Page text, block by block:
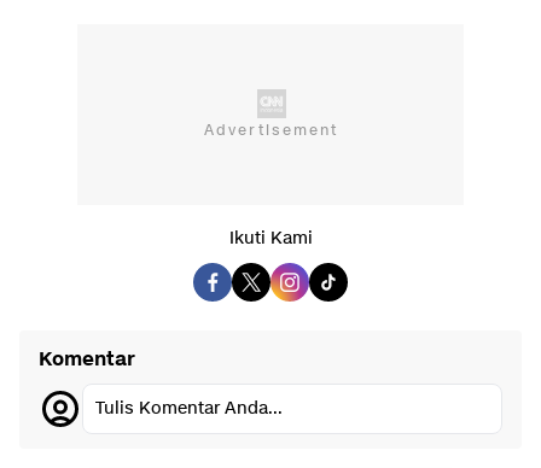
Ikuti Kami
Komentar
Tulis Komentar Anda...